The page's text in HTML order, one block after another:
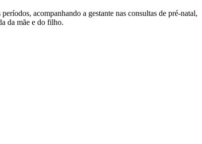
acompanhando a gestante nas consultas de pré-natal,
da mãe e do filho.